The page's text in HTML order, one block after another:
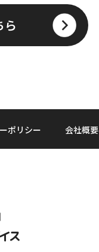
ら
ポリシー 会社概要